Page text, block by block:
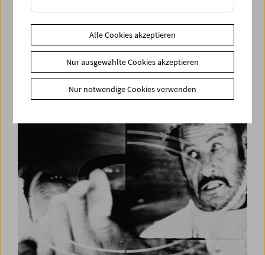
Treibgut: Zeigen als pädagogische Ur-Geste
Die Praktiken des Lehrfilms
Alle Cookies akzeptieren
Nur ausgewählte Cookies akzeptieren
Nur notwendige Cookies verwenden